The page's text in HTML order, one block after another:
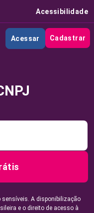
Acessibilidade
Acessar Cadastrar
sensíveis. A disponibilização
e o direito de acesso à